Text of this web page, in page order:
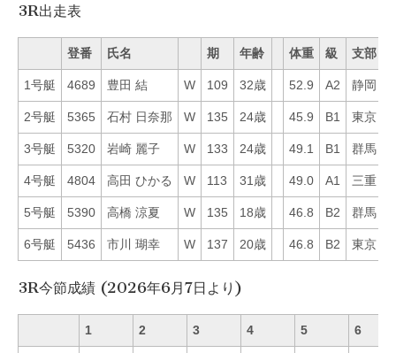
3R出走表
登番 氏名 期 年齢 体重 級 支部
1号艇 4689 豊田 結 W 109 32歳 52.9 A2 静岡
2号艇 5365 石村 日奈那 W 135 24歳 45.9 B1 東京
3号艇 5320 岩崎 麗子 W 133 24歳 49.1 B1 群馬
4号艇 4804 高田 ひかる W 113 31歳 49.0 A1 三重
5号艇 5390 高橋 涼夏 W 135 18歳 46.8 B2 群馬
6号艇 5436 市川 瑚幸 W 137 20歳 46.8 B2 東京
3R今節成績 (2026年6月7日より)
1 2 3 4 5 6